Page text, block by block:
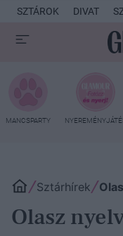
SZTÁROK DIVAT
MANCSPARTY
Sztárhírek
Olasz